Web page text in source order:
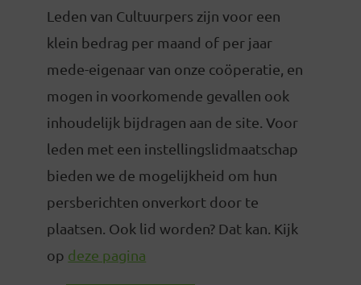
Leden van Cultuurpers zijn voor een
klein bedrag per maand of per jaar
mede-eigenaar van onze coöperatie, en
mogen in voorkomende gevallen ook
inhoudelijk bijdragen aan de site. Voor
leden met een instellingslidmaatschap
bieden we de mogelijkheid om hun
persberichten onverkort door te
plaatsen. Ook lid worden? Dat kan. Kijk
op deze pagina